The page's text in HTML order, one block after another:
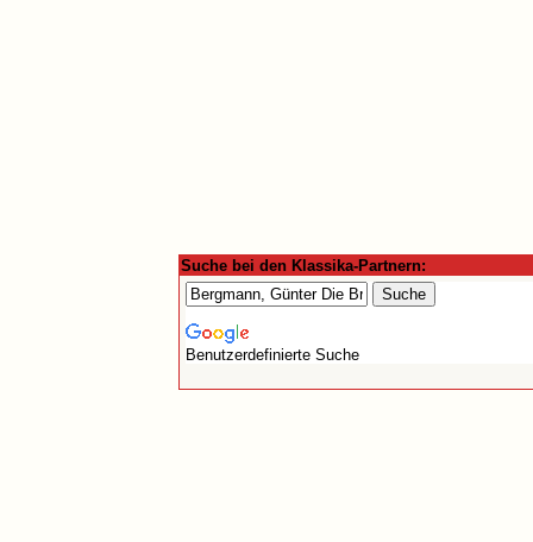
Suche bei den Klassika-Partnern:
Benutzerdefinierte Suche